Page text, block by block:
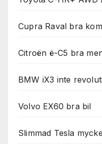
Cupra Raval bra
Citroën ë-C5 bra
BMW iX3 inte
Volvo EX60 bra bil
Slimmad Tesla